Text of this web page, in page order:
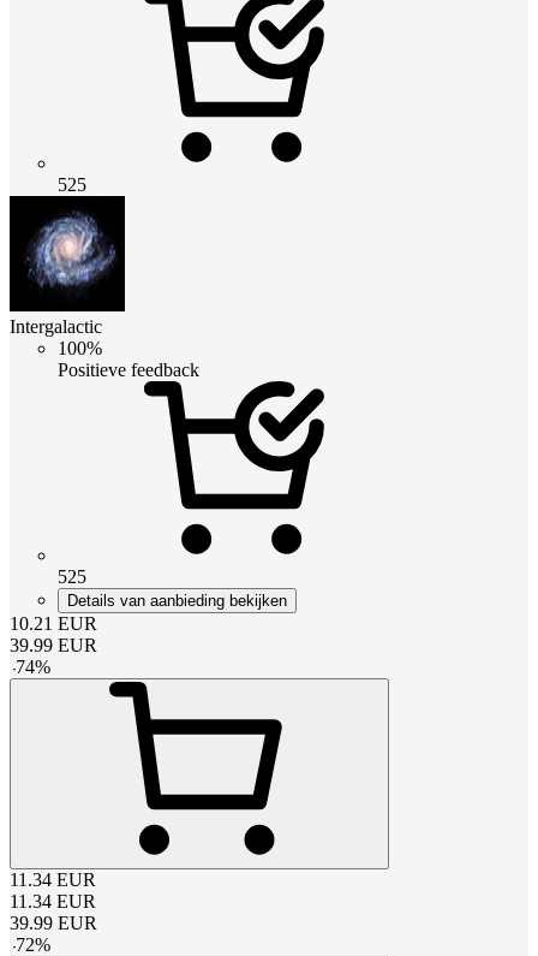
525
Intergalactic
100%
Positieve feedback
525
Details van aanbieding bekijken
10.21 EUR
39.99 EUR
-74%
11.34 EUR
11.34 EUR
39.99 EUR
-72%